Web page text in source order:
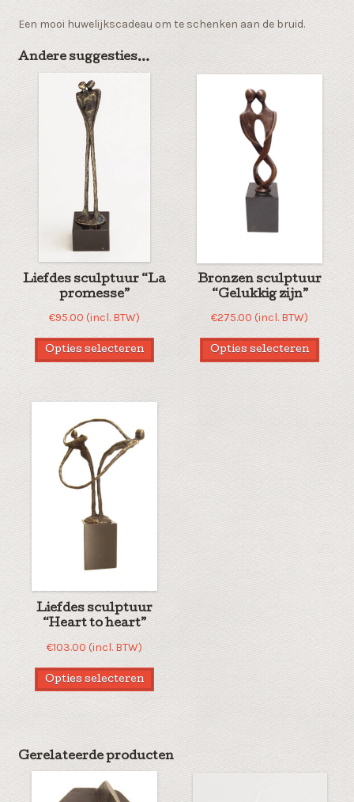
Een mooi huwelijkscadeau om te schenken aan de bruid.
Andere suggesties…
Liefdes sculptuur “La
promesse”
€95.00 (incl. BTW)
Opties selecteren
Bronzen sculptuur
“Gelukkig zijn”
€275.00 (incl. BTW)
Opties selecteren
Liefdes sculptuur
“Heart to heart”
€103.00 (incl. BTW)
Opties selecteren
Gerelateerde producten